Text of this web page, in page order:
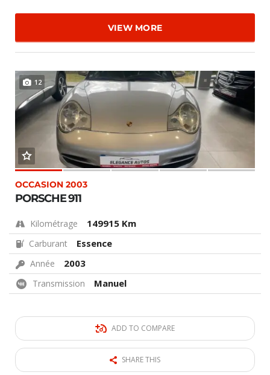
VIEW MORE
12
OCCASION 2003
PORSCHE 911
Kilométrage 149915 Km
Carburant Essence
Année 2003
Transmission Manuel
ADD TO COMPARE
SHARE THIS